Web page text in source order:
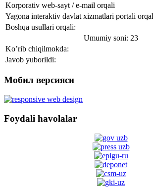
Korporativ web-sayt / e-mail orqali
Yagona interaktiv davlat xizmatlari portali
Boshqa usullari orqali:
Umumiy soni: 23
Ko’rib chiqilmokda:
Javob yuborildi:
Мобил версияси
Foydali havolalar